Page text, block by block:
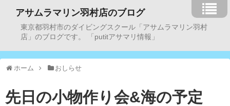
アサムラマリン羽村店のブログ
東京都羽村市のダイビングスクール「アサムラマリン羽村
店」のブログです。 「putitアサマリ情報」
ホーム おしらせ
先日の小物作り会&海の予定